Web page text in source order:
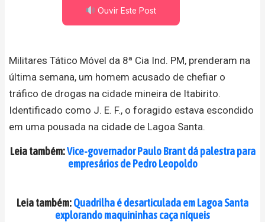
Ouvir Este Post
Militares Tático Móvel da 8ª Cia Ind. PM, prenderam na
última semana, um homem acusado de chefiar o
tráfico de drogas na cidade mineira de Itabirito.
Identificado como J. E. F., o foragido estava escondido
em uma pousada na cidade de Lagoa Santa.
Leia também:Vice-governador Paulo Brant dá palestra para
empresários de Pedro Leopoldo
Leia também:Quadrilha é desarticulada em Lagoa Santa
explorando maquininhas caça níqueis